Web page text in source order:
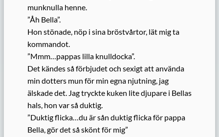
munknulla henne.
”Åh Bella”.
Hon stönade, nöp i sina bröstvårtor, lät mig ta
kommandot.
”Mmm…pappas lilla knulldocka”.
Det kändes så förbjudet och sexigt att använda
min dotters mun för min egna njutning, jag
älskade det. Jag tryckte kuken lite djupare i Bellas
hals, hon var så duktig.
”Duktig flicka…du är sån duktig flicka för pappa
Bella, gör det så skönt för mig”